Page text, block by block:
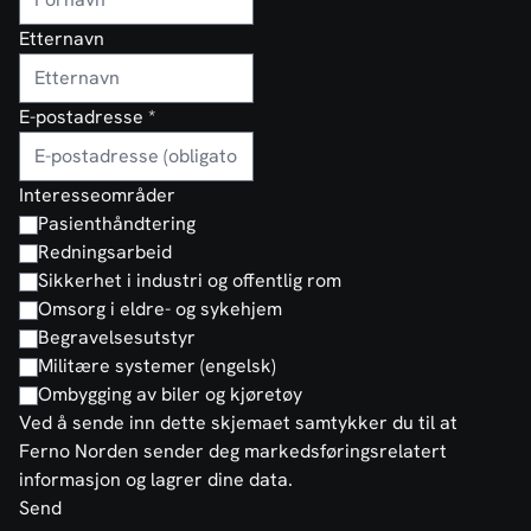
Etternavn
E-postadresse *
Interesseområder
Pasienthåndtering
Redningsarbeid
Sikkerhet i industri og offentlig rom
Omsorg i eldre- og sykehjem
Begravelsesutstyr
Militære systemer (engelsk)
Ombygging av biler og kjøretøy
Ved å sende inn dette skjemaet samtykker du til at
Ferno Norden sender deg markedsføringsrelatert
informasjon og lagrer dine data.
Send